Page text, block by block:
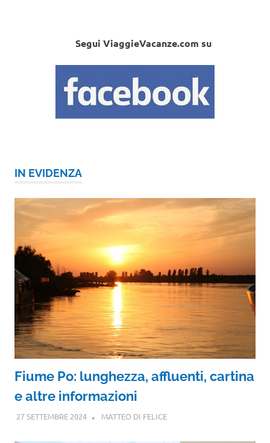
Segui ViaggieVacanze.com su
IN EVIDENZA
Fiume Po: lunghezza, affluenti, cartina
e altre informazioni
27 SETTEMBRE 2024 MATTEO DI FELICE